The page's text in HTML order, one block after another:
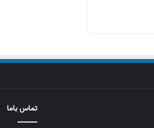
تماس باما